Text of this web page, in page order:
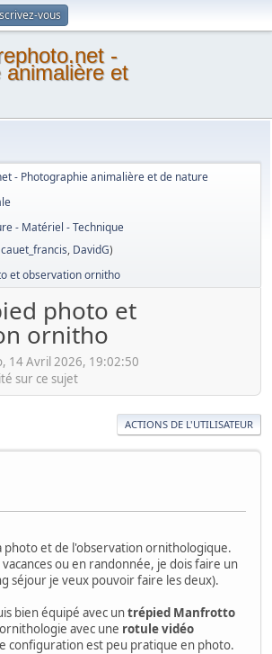
vous
-
animalière et
- Photographie animalière et de nature
- Matériel - Technique
cauet_francis, DavidG)
et observation ornitho
photo et
ornitho
14 Avril 2026, 19:02:50
sur ce sujet
ACTIONS DE L'UTILISATEUR
photo et de l'observation ornithologique.
ou en randonnée, je dois faire un
séjour je veux pouvoir faire les deux).
bien équipé avec untrépied Manfrotto
avec une rotule vidéo
configuration est peu pratique en photo.